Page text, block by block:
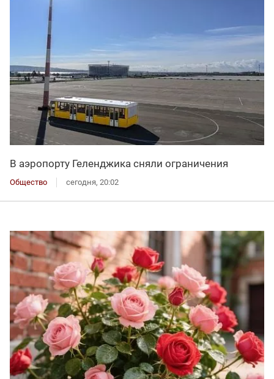
В аэропорту Геленджика сняли ограничения
Общество сегодня, 20:02